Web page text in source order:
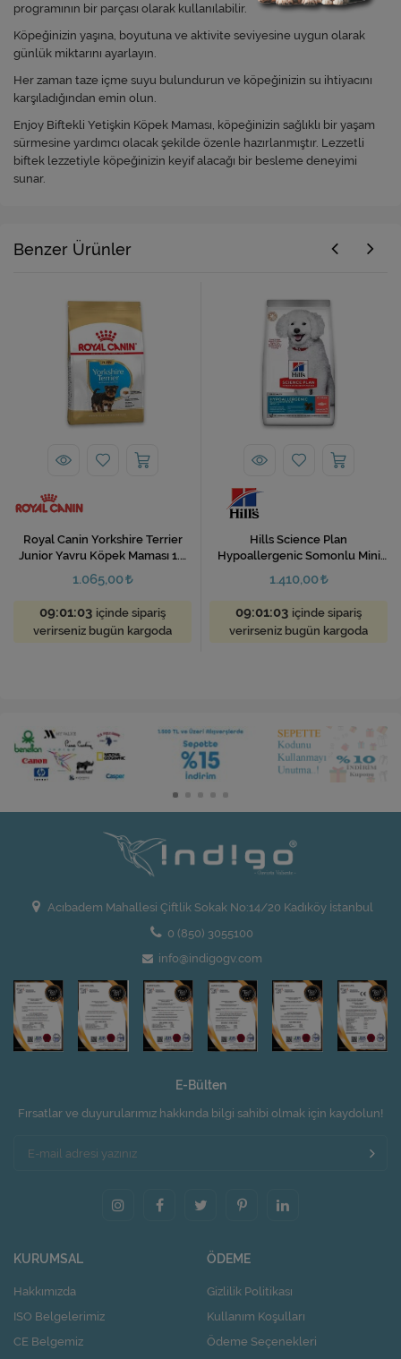
programının bir parçası olarak kullanılabilir.
Köpeğinizin yaşına, boyutuna ve aktivite seviyesine uygun olarak
günlük miktarını ayarlayın.
Her zaman taze içme suyu bulundurun ve köpeğinizin su ihtiyacını
karşıladığından emin olun.
Enjoy Biftekli Yetişkin Köpek Maması, köpeğinizin sağlıklı bir yaşam
sürmesine yardımcı olacak şekilde özenle hazırlanmıştır. Lezzetli
biftek lezzetiyle köpeğinizin keyif alacağı bir besleme deneyimi
sunar.
Benzer Ürünler
Royal Canin Yorkshire Terrier
Junior Yavru Köpek Maması 1.5
Kg
1.065,00
09:01:03 içinde sipariş
verirseniz bugün kargoda
Hills Science Plan
Hypoallergenic Somonlu Mini
Maması 1.5 Kg
1.410,00
09:01:03 içinde sipariş
verirseniz bugün kargoda
Acıbadem Mahallesi Çiftlik Sokak No:14/20 Kadıköy İstanbul
0 (850) 3055100
info@indigogv.com
E-Bülten
Fırsatlar ve duyurularımız hakkında bilgi sahibi olmak için kaydolun!
KURUMSAL
Hakkımızda
ISO Belgelerimiz
CE Belgemiz
ÖDEME
Gizlilik Politikası
Kullanım Koşulları
Ödeme Seçenekleri